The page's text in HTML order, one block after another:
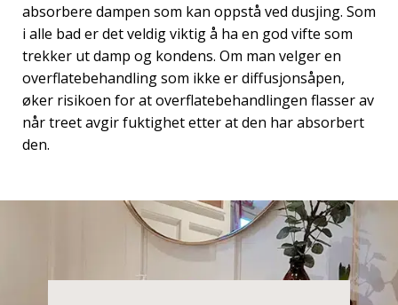
absorbere dampen som kan oppstå ved dusjing. Som
i alle bad er det veldig viktig å ha en god vifte som
trekker ut damp og kondens. Om man velger en
overflatebehandling som ikke er diffusjonsåpen,
øker risikoen for at overflatebehandlingen flasser av
når treet avgir fuktighet etter at den har absorbert
den.